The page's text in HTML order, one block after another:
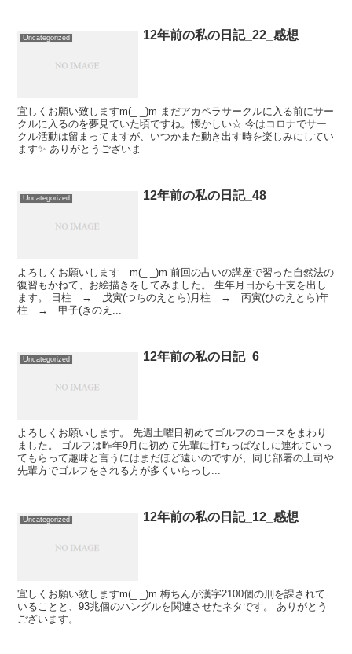
Uncategorized 12年前の私の日記_22_感想
宜しくお願い致しますm(_ _)m まだアカペラサークルに入る前にサー
クルに入るのを夢見ていた頃ですね。懐かしい☆ 今はコロナでサー
クル活動は留まってますが、いつかまた動き出す時を楽しみにしてい
ます✨ ありがとうございま...
Uncategorized 12年前の私の日記_48
よろしくお願いします m(_ _)m 前回の占いの講座で習った自然法の
復習もかねて、お絵描きをしてみました。 生年月日から干支を出し
ます。 日柱 → 戊寅(つちのえとら)月柱 → 丙寅(ひのえとら)年
柱 → 甲子(きのえ...
Uncategorized 12年前の私の日記_6
よろしくお願いします。 先週土曜日初めてゴルフのコースをまわり
ました。 ゴルフは昨年9月に初めて先輩に打ちっぱなしに連れていっ
てもらって趣味と言うにはまだほど遠いのですが、同じ部署の上司や
先輩方でゴルフをされる方が多くいらっし...
Uncategorized 12年前の私の日記_12_感想
宜しくお願い致しますm(_ _)m 梅ちんが漢字2100個の刑を課されて
いることと、93兆個のハングルを関連させたネタです。 ありがとう
ございます。